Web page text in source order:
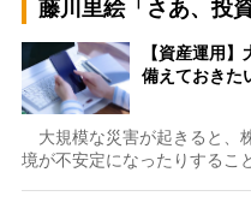
藤川里絵「さあ、投
【資産運用
備えておきた
大規模な災害が起きると、
境が不安定になったりするこ